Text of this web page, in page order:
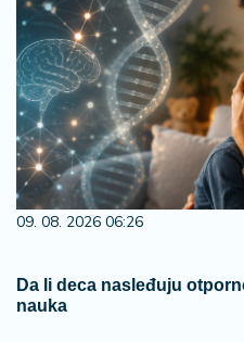
09. 08. 2026 06:26
Da li deca nasleđuju
nauka